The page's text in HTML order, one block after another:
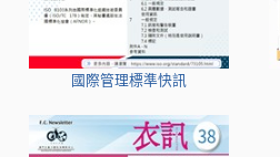
國際管理標準快訊